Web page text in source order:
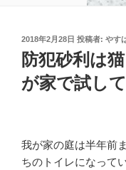
投
稿
日:
2018年2月28日 投稿者: やす
防犯砂利は
が家で試し
我が家の庭は半年前
ちのトイレになって